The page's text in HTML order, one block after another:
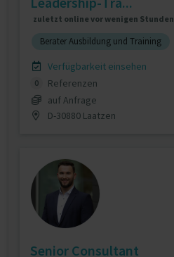
zuletzt online vor wenigen Stunden
Berater Ausbildung und Training
Verfügbarkeit einsehen
0
Referenzen
auf Anfrage
D-30880 Laatzen
Senior Consultant